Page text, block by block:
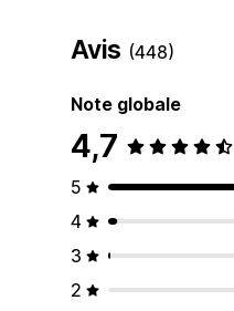
Avis (448)
Note globale
4,7
5
4
3
2